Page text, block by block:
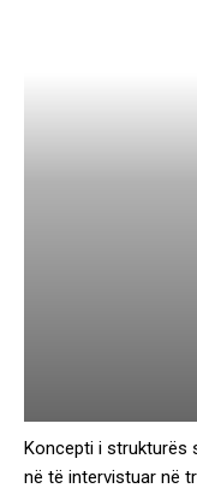
Koncepti i strukturës
në të intervistuar në